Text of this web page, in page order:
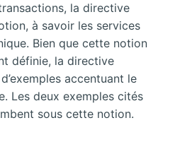
la directive
à savoir les services
Bien que cette notion
définie, la directive
accentuant le
Les deux exemples cités
sous cette notion.